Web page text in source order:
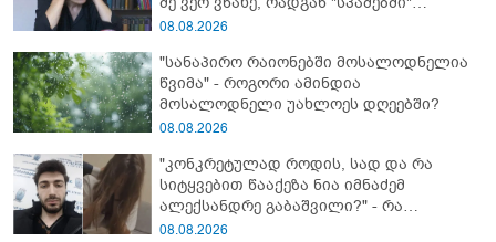
ჩავარდა": რა მისწერა ნია იმნაძის ბიძამ
"სქრინს" აქვეყნებს
08.08.2026
"სანაპირო რაიონებში მოსალოდნელია
წვიმა" - როგორი ამინდია
მოსალოდნელი უახლოეს დღეებში?
08.08.2026
"კონკრეტულად როდის, სად და რა
სიტყვებით წააქეზა ნია იმნაძემ
ალექსანდრე გაბაშვილი?" - რა
მიმართვას ავრცელებს ნია იმნაძის
08.08.2026